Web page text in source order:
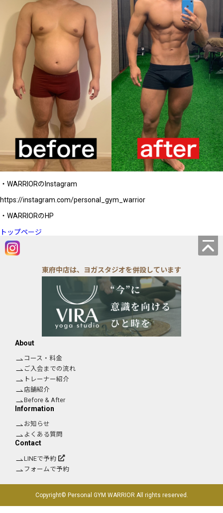
・WARRIORのInstagram
https://instagram.com/personal_gym_warrior
・WARRIORのHP
トップページ
東府中店は、ヨガスタジオを併設しています
About
コース・料金
ご入会までの流れ
トレーナー紹介
店舗紹介
Before & After
Information
お知らせ
よくある質問
Contact
LINEで予約
フォームで予約
Copyright© Personal GYM WARRIOR All rights reserved.